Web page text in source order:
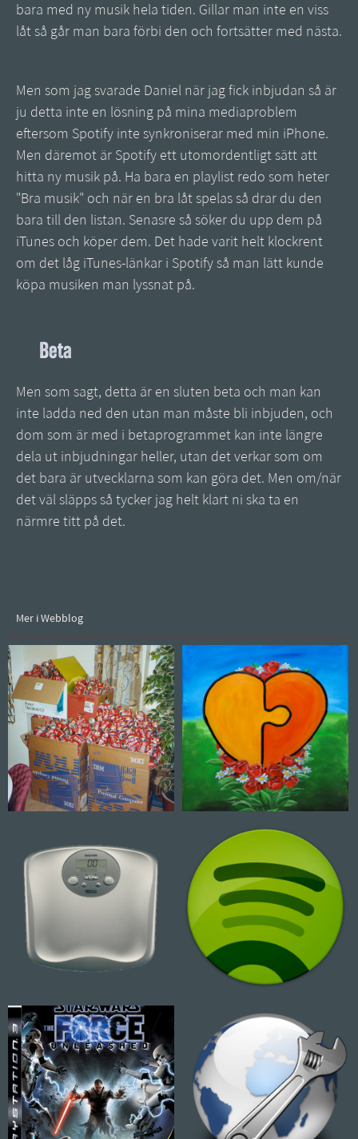
bara med ny musik hela tiden. Gillar man inte en viss
låt så går man bara förbi den och fortsätter med nästa.
Men som jag svarade Daniel när jag fick inbjudan så är
ju detta inte en lösning på mina mediaproblem
eftersom Spotify inte synkroniserar med min iPhone.
Men däremot är Spotify ett utomordentligt sätt att
hitta ny musik på. Ha bara en playlist redo som heter
"Bra musik" och när en bra låt spelas så drar du den
bara till den listan. Senasre så söker du upp dem på
iTunes och köper dem. Det hade varit helt klockrent
om det låg iTunes-länkar i Spotify så man lätt kunde
köpa musiken man lyssnat på.
Beta
Men som sagt, detta är en sluten beta och man kan
inte ladda ned den utan man måste bli inbjuden, och
dom som är med i betaprogrammet kan inte längre
dela ut inbjudningar heller, utan det verkar som om
det bara är utvecklarna som kan göra det. Men om/när
det väl släpps så tycker jag helt klart ni ska ta en
närmre titt på det.
Mer i Webblog